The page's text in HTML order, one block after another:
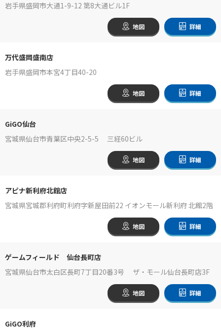
岩手県盛岡市大通1-9-12 第8大通ビル1F
地図 詳細
万代盛岡盛南店
岩手県盛岡市本宮4丁目40-20
地図 詳細
GiGO仙台
宮城県仙台市青葉区中央2-5-5 三経60ビル
地図 詳細
アピナ新利府北館店
宮城県宮城郡利府町利府字新屋田前22 イオンモール新利府 北館2階
地図 詳細
ゲームフィールド 仙台長町店
宮城県仙台市太白区長町7丁目20番3号 ザ・モール仙台長町店3F
地図 詳細
GiGO利府